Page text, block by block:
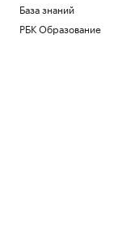
База знаний
РБК Образование